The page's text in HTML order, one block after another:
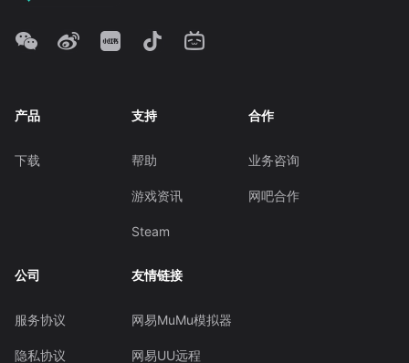
产品
下载
支持
帮助
游戏资讯
Steam
合作
业务咨询
网吧合作
公司
服务协议
隐私协议
友情链接
网易MuMu模拟器
网易UU远程